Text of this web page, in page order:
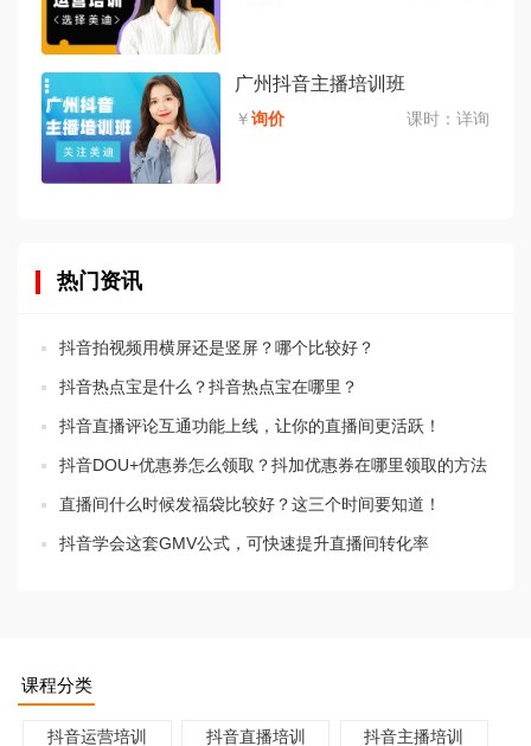
广州抖音主播培训班
￥询价 课时： 详询
热门资讯
抖音拍视频用横屏还是竖屏？哪个比较好？
抖音热点宝是什么？抖音热点宝在哪里？
抖音直播评论互通功能上线，让你的直播间更活跃！
抖音DOU+优惠券怎么领取？抖加优惠券在哪里领取的方法
直播间什么时候发福袋比较好？这三个时间要知道！
抖音学会这套GMV公式，可快速提升直播间转化率
课程分类
抖音运营培训 抖音直播培训 抖音主播培训